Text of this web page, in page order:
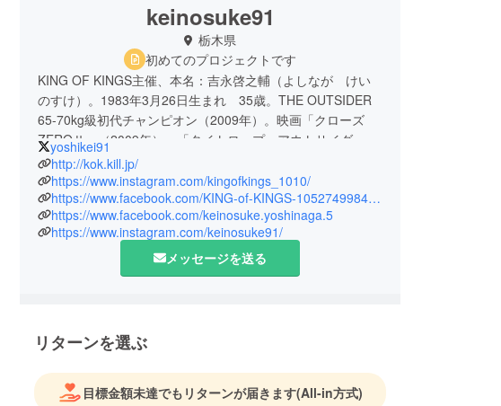
keinosuke91
栃木県
初めてのプロジェクトです
KING OF KINGS主催、本名：吉永啓之輔（よしなが けい
のすけ）。1983年3月26日生まれ 35歳。THE OUTSIDER
65-70kg級初代チャンピオン（2009年）。映画「クローズ
ZEROⅡ」（2009年）、「タイトロープ～アウトサイダーと
いう生き方～」（2013年）にも出演。15歳で暴走族に入り総
長を務め、17歳で高校中退と、俗に言う「不良」のど真ん中
を生きてきたが、格闘技との出逢いをきっかけに考え方や生
き方を更生する。現在は、地元栃木県真岡市と宇都宮市にジ
ムを作り、子どもたちの指導からプロ志望の選手育成などを
行う。また2014年に、アマチュア選手を主体としたキックボ
クシング＆総合格闘技大会「KING OF KINGS」を旗揚げ。
的な存在になることを目指し活動を続けている。
yoshikei91
http://kok.kill.jp/
https://www.instagram.com/kingofkings_1010/
https://www.facebook.com/KING-of-KINGS-1052749984772747/
https://www.facebook.com/keinosuke.yoshinaga.5
https://www.instagram.com/keinosuke91/
メッセージを送る
リターンを選ぶ
目標金額未達でもリターンが届きます(All-in方式)